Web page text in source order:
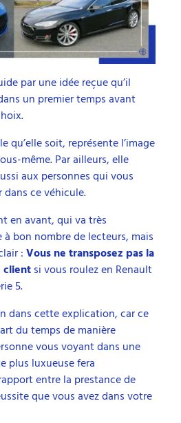
par une idée reçue qu’il
un premier temps avant
qu’elle soit, représente l’image
même. Par ailleurs, elle
aux personnes qui vous
ce véhicule.
en avant, qui va très
bon nombre de lecteurs, mais
:Vous ne transposez pas la
clientsi vous roulez en Renault
5.
dans cette explication, car ce
du temps de manière
vous voyant dans une
plus luxueuse fera
entre la prestance de
que vous avez dans votre